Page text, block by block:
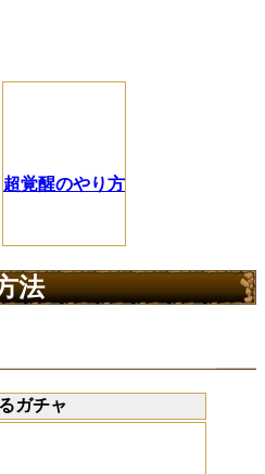
超覚醒のやり方
法
ガチャ